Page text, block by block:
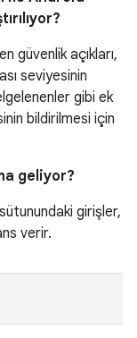
güvenlik açıkları,
seviyesinin
gibi ek
bildirilmesi için
geliyor?
girişler,
verir.